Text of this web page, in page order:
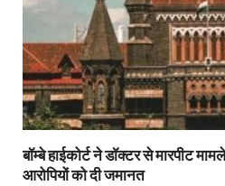
बॉम्बे हाईकोर्ट ने डॉक्टर से मारपीट
आरोपियों को दी जमानत